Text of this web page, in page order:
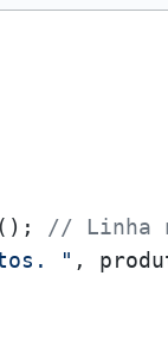
// Linha
" ,